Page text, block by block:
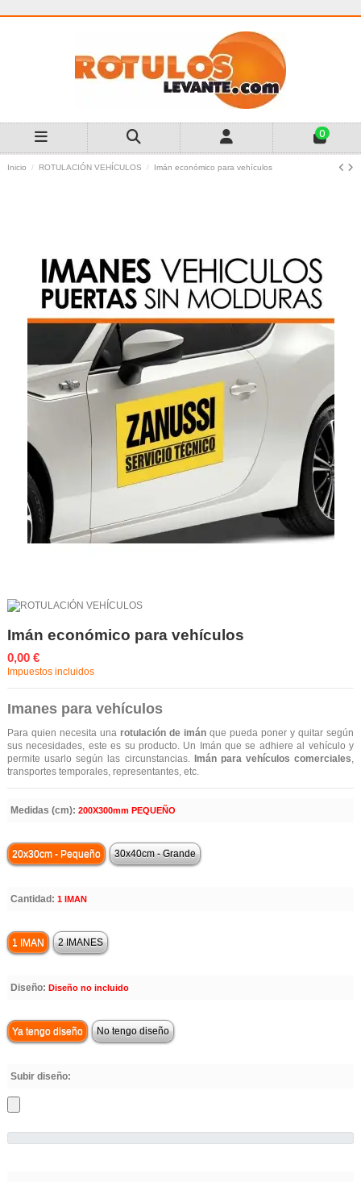
0
Inicio ROTULACIÓN VEHÍCULOS Imán económico para vehículos
Imán económico para vehículos
0,00 €
Impuestos incluidos
Imanes para vehículos
Para quien necesita una rotulación de imán que pueda poner y quitar según
sus necesidades, este es su producto. Un Imán que se adhiere al vehículo y
permite usarlo según las circunstancias.Imán para vehículos comerciales,
transportes temporales, representantes, etc.
Medidas (cm): 200X300mm PEQUEÑO
20x30cm - Pequeño 30x40cm - Grande
Cantidad: 1 IMAN
1 IMAN 2 IMANES
Diseño: Diseño no incluido
Ya tengo diseño No tengo diseño
Subir diseño: